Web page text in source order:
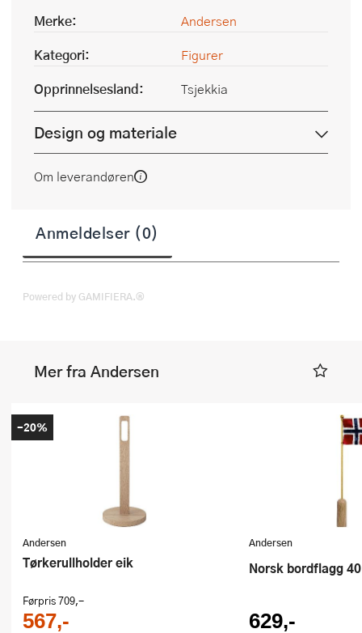
Merke:
Andersen
Kategori:
Figurer
Opprinnelsesland:
Tsjekkia
Design og materiale
Om leverandøren
Anmeldelser (0)
Powered by GAMIFIERA.®
Mer fra Andersen
Andersen
Tørkerullholder eik
Førpris709,-
567,-
-20%
Andersen
Norsk bordflagg
629,-